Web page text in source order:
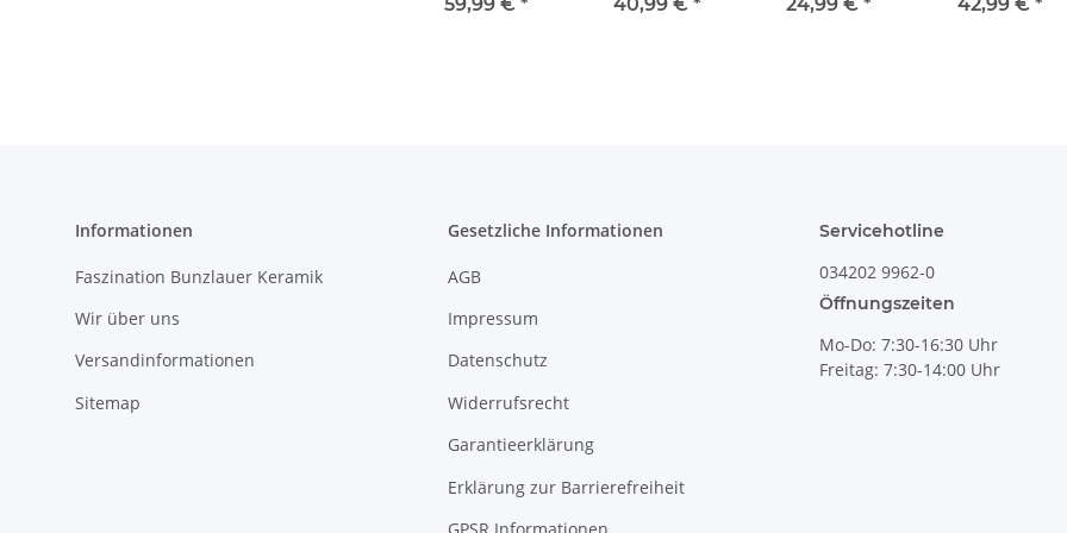
59,99 € *
40,99 € * 24,99 € * 42,99 € *
Informationen
Faszination Bunzlauer Keramik
Wir über uns
Versandinformationen
Sitemap
Gesetzliche Informationen
AGB
Impressum
Datenschutz
Widerrufsrecht
Garantieerklärung
Erklärung zur Barrierefreiheit
Servicehotline
034202 9962-0
Öffnungszeiten
Mo-Do: 7:30-16:30 Uhr
Freitag: 7:30-14:00 Uhr